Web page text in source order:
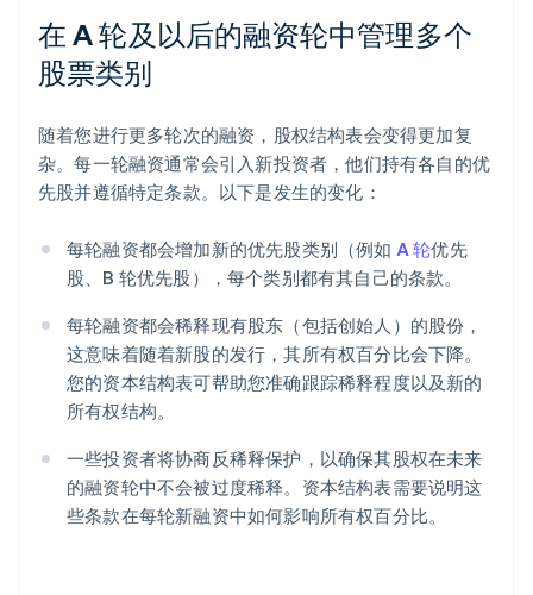
在 A 轮及以后的融资轮中管理多个
股票类别
随着您进行更多轮次的融资，股权结构表会变得更加复
杂。每一轮融资通常会引入新投资者，他们持有各自的优
先股并遵循特定条款。以下是发生的变化：
每轮融资都会增加新的优先股类别（例如 A 轮优先
股、B 轮优先股），每个类别都有其自己的条款。
每轮融资都会稀释现有股东（包括创始人）的股份，
这意味着随着新股的发行，其所有权百分比会下降。
您的资本结构表可帮助您准确跟踪稀释程度以及新的
所有权结构。
一些投资者将协商反稀释保护，以确保其股权在未来
的融资轮中不会被过度稀释。资本结构表需要说明这
些条款在每轮新融资中如何影响所有权百分比。